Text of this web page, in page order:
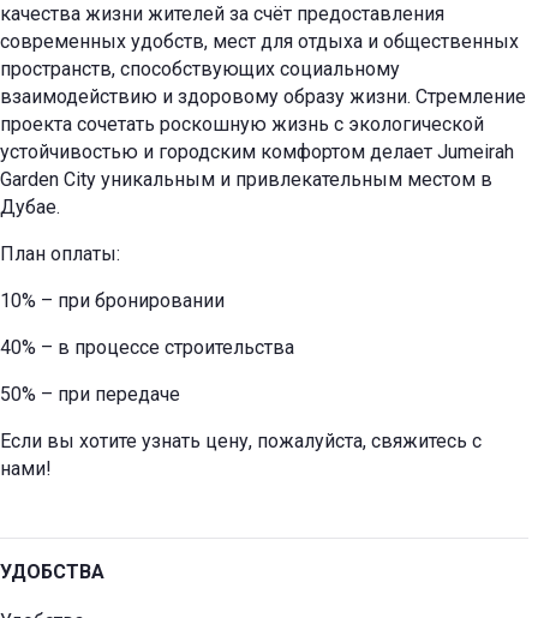
качества жизни жителей за счёт предоставления
современных удобств, мест для отдыха и общественных
пространств, способствующих социальному
взаимодействию и здоровому образу жизни. Стремление
проекта сочетать роскошную жизнь с экологической
устойчивостью и городским комфортом делает Jumeirah
Garden City уникальным и привлекательным местом в
Дубае.
План оплаты:
10% – при бронировании
40% – в процессе строительства
50% – при передаче
Если вы хотите узнать цену, пожалуйста, свяжитесь с
нами!
УДОБСТВА